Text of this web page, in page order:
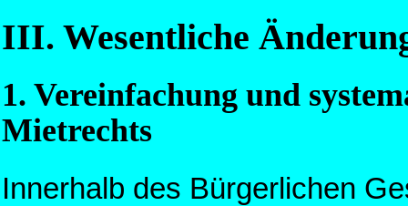
III. Wesentliche
1. Vereinfachung und
Mietrechts
Innerhalb des Bürgerlichen